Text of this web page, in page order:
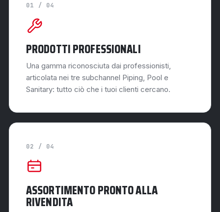
01 / 04
PRODOTTI PROFESSIONALI
Una gamma riconosciuta dai professionisti,
articolata nei tre subchannel Piping, Pool e
Sanitary: tutto ciò che i tuoi clienti cercano.
02 / 04
ASSORTIMENTO PRONTO ALLA
RIVENDITA